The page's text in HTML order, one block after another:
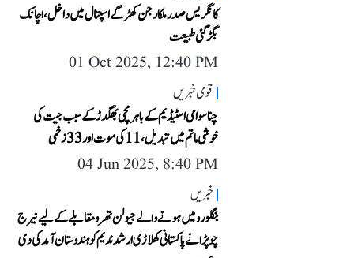
کانگریس صدر ملکارجن کھڑگے اسپتال میں داخل، اچانک
بگڑ گئی طبیعت
01 Oct 2025, 12:40 PM
قومی خبریں
چناسوامی اسٹیڈیم کے باہر مچی بھگدڑ کے سبب جیت کی
خوشی ماتم میں تبدیل، 11 کی موت اور 33 زخمی
04 Jun 2025, 8:40 PM
خبریں
بنگلورو میں ہونے والے جیولن تھرو مقابلے کے لیے نیرج
چوپڑا نے پاکستانی کھلاڑی ارشد ندیم کو ہندوستان آمد کی دی